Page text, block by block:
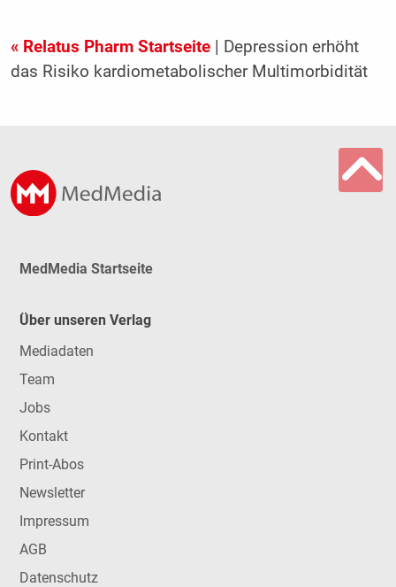
« Relatus Pharm Startseite| Depression erhöht
das Risiko kardiometabolischer Multimorbidität
MedMedia Startseite
Über unseren Verlag
Mediadaten
Team
Jobs
Kontakt
Print-Abos
Newsletter
Impressum
AGB
Datenschutz